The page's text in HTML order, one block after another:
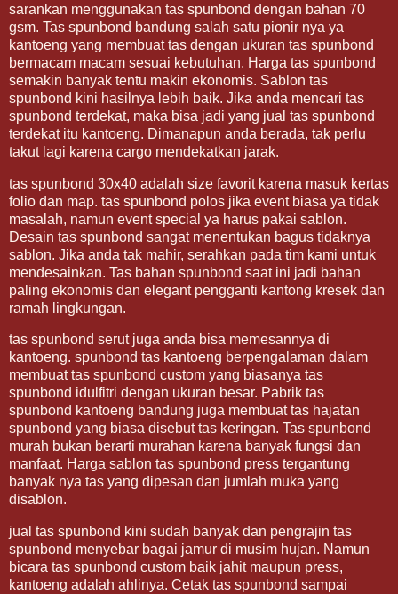
sarankan menggunakan tas spunbond dengan bahan 70
gsm. Tas spunbond bandung salah satu pionir nya ya
kantoeng yang membuat tas dengan ukuran tas spunbond
bermacam macam sesuai kebutuhan. Harga tas spunbond
semakin banyak tentu makin ekonomis. Sablon tas
spunbond kini hasilnya lebih baik. Jika anda mencari tas
spunbond terdekat, maka bisa jadi yang jual tas spunbond
terdekat itu kantoeng. Dimanapun anda berada, tak perlu
takut lagi karena cargo mendekatkan jarak.
tas spunbond 30x40 adalah size favorit karena masuk kertas
folio dan map. tas spunbond polos jika event biasa ya tidak
masalah, namun event special ya harus pakai sablon.
Desain tas spunbond sangat menentukan bagus tidaknya
sablon. Jika anda tak mahir, serahkan pada tim kami untuk
mendesainkan. Tas bahan spunbond saat ini jadi bahan
paling ekonomis dan elegant pengganti kantong kresek dan
ramah lingkungan.
tas spunbond serut juga anda bisa memesannya di
kantoeng. spunbond tas kantoeng berpengalaman dalam
membuat tas spunbond custom yang biasanya tas
spunbond idulfitri dengan ukuran besar. Pabrik tas
spunbond kantoeng bandung juga membuat tas hajatan
spunbond yang biasa disebut tas keringan. Tas spunbond
murah bukan berarti murahan karena banyak fungsi dan
manfaat. Harga sablon tas spunbond press tergantung
banyak nya tas yang dipesan dan jumlah muka yang
disablon.
jual tas spunbond kini sudah banyak dan pengrajin tas
spunbond menyebar bagai jamur di musim hujan. Namun
bicara tas spunbond custom baik jahit maupun press,
kantoeng adalah ahlinya. Cetak tas spunbond sampai